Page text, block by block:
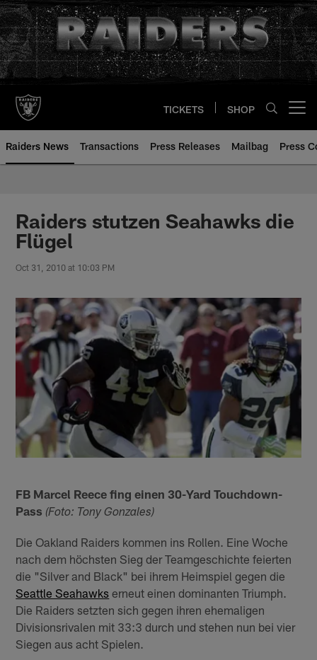
Skip
to
main
content
TICKETS SHOP
Raiders News Transactions Press Releases Mailbag Press
Raiders stutzen Seahawks die
Flügel
Oct 31, 2010 at 10:03 PM
FB Marcel Reece fing einen 30-Yard Touchdown-
Pass (Foto: Tony Gonzales)
Die Oakland Raiders kommen ins Rollen. Eine Woche
nach dem höchsten Sieg der Teamgeschichte feierten
die "Silver and Black" bei ihrem Heimspiel gegen die
Seattle Seahawks erneut einen dominanten Triumph.
Die Raiders setzten sich gegen ihren ehemaligen
Divisionsrivalen mit 33:3 durch und stehen nun bei vier
Siegen aus acht Spielen.